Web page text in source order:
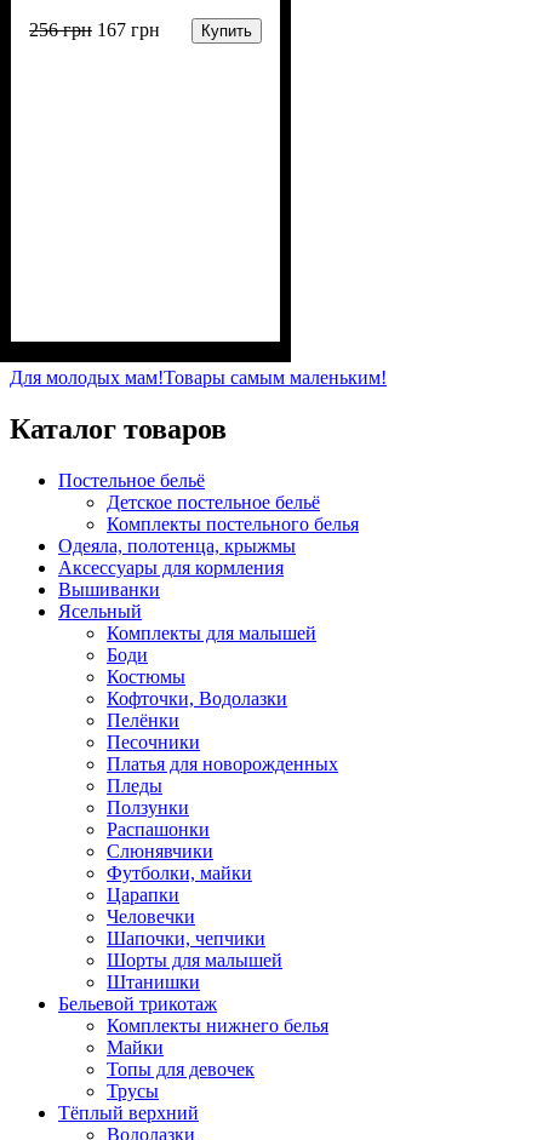
256грн 167 грн Купить
Для молодых мам!Товары самым маленьким!
Каталог товаров
Постельное бельё
Детское постельное бельё
Комплекты постельного белья
Одеяла, полотенца, крыжмы
Аксессуары для кормления
Вышиванки
Ясельный
Комплекты для малышей
Боди
Костюмы
Кофточки, Водолазки
Пелёнки
Песочники
Платья для новорожденных
Пледы
Ползунки
Распашонки
Слюнявчики
Футболки, майки
Царапки
Человечки
Шапочки, чепчики
Шорты для малышей
Штанишки
Бельевой трикотаж
Комплекты нижнего белья
Майки
Топы для девочек
Трусы
Тёплый верхний
Водолазки